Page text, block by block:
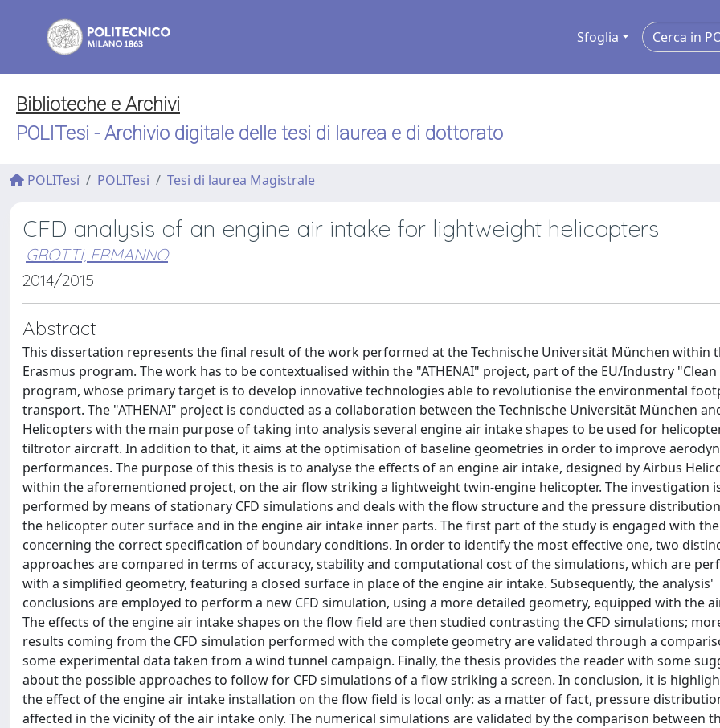
Sfoglia
Biblioteche e Archivi
POLITesi - Archivio digitale delle tesi di laurea e di dottorato
POLITesi POLITesi Tesi di laurea Magistrale
CFD analysis of an engine air intake for lightweight helicopters
GROTTI, ERMANNO
2014/2015
Abstract
This dissertation represents the final result of the work performed at the Technische Universität München within
Erasmus program. The work has to be contextualised within the "ATHENAI" project, part of the EU/Industry "Clean
program, whose primary target is to develop innovative technologies able to revolutionise the environmental
transport. The "ATHENAI" project is conducted as a collaboration between the Technische Universität München
Helicopters with the main purpose of taking into analysis several engine air intake shapes to be used for
tiltrotor aircraft. In addition to that, it aims at the optimisation of baseline geometries in order to improve
performances. The purpose of this thesis is to analyse the effects of an engine air intake, designed by Airbus
within the aforementioned project, on the air flow striking a lightweight twin-engine helicopter. The investigation
performed by means of stationary CFD simulations and deals with the flow structure and the pressure
the helicopter outer surface and in the engine air intake inner parts. The first part of the study is engaged with
concerning the correct specification of boundary conditions. In order to identify the most effective one, two
approaches are compared in terms of accuracy, stability and computational cost of the simulations, which are
with a simplified geometry, featuring a closed surface in place of the engine air intake. Subsequently, the analysis'
conclusions are employed to perform a new CFD simulation, using a more detailed geometry, equipped with the
The effects of the engine air intake shapes on the flow field are then studied contrasting the CFD simulations;
results coming from the CFD simulation performed with the complete geometry are validated through a
some experimental data taken from a wind tunnel campaign. Finally, the thesis provides the reader with some
about the possible approaches to follow for CFD simulations of a flow striking a screen. In conclusion, it is
the effect of the engine air intake installation on the flow field is local only: as a matter of fact, pressure
affected in the vicinity of the air intake only. The numerical simulations are validated by the comparison between